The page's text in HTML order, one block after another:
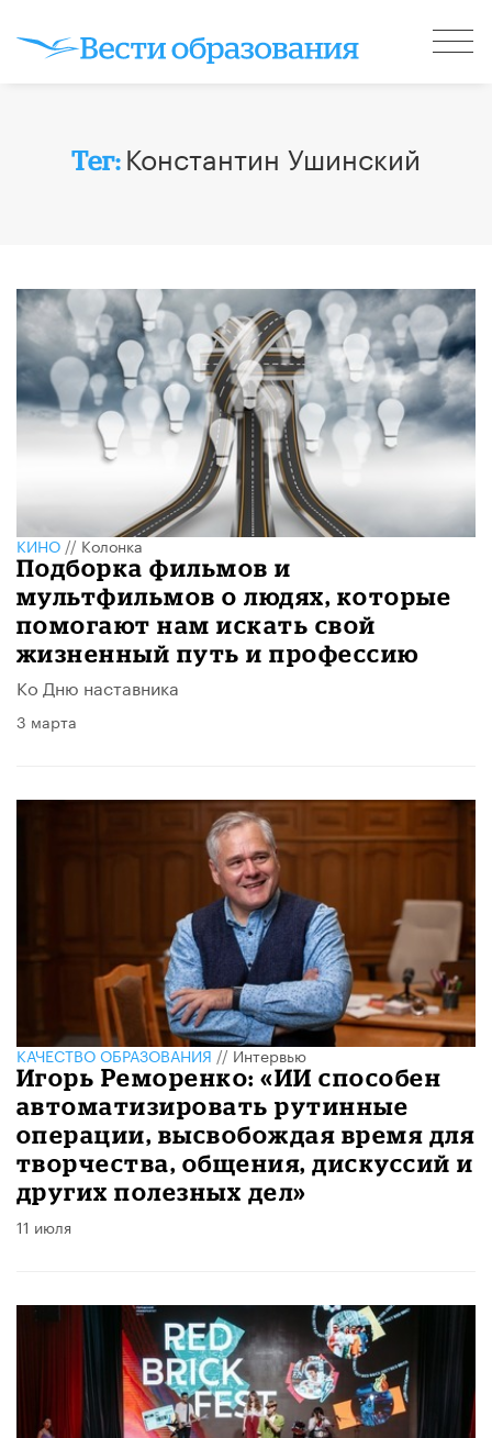
Тег: Константин Ушинский
КИНО//Колонка
Подборка фильмов и
мультфильмов о людях, которые
помогают нам искать свой
жизненный путь и профессию
Ко Дню наставника
3 марта
КАЧЕСТВО ОБРАЗОВАНИЯ//Интервью
Игорь Реморенко: «ИИ способен
автоматизировать рутинные
операции, высвобождая время для
творчества, общения, дискуссий и
других полезных дел»
11 июля